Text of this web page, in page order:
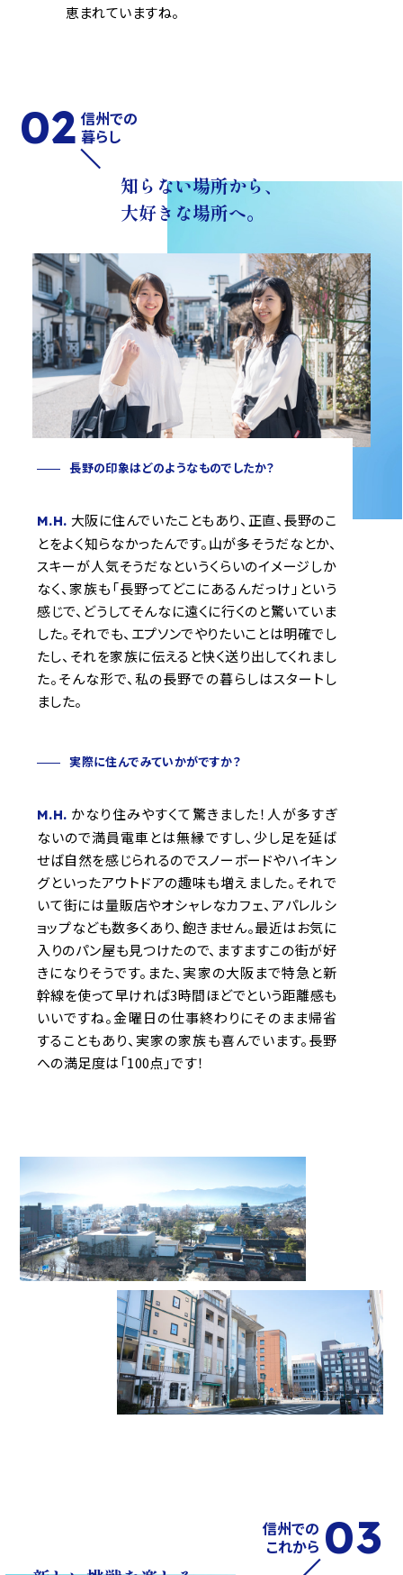
恵まれていますね。
02 信州での
暮らし
知らない場所から、
大好きな場所へ。
長野の印象はどのようなものでしたか？
M.H. 大阪に住んでいたこともあり、正直、長野のこ
とをよく知らなかったんです。山が多そうだなとか、
スキーが人気そうだなというくらいのイメージしか
なく、家族も「長野ってどこにあるんだっけ」という
感じで、どうしてそんなに遠くに行くのと驚いていま
した。それでも、エプソンでやりたいことは明確でし
たし、それを家族に伝えると快く送り出してくれまし
た。そんな形で、私の長野での暮らしはスタートし
ました。
実際に住んでみていかがですか？
M.H. かなり住みやすくて驚きました！人が多すぎ
ないので満員電車とは無縁ですし、少し足を延ば
せば自然を感じられるのでスノーボードやハイキン
グといったアウトドアの趣味も増えました。それで
いて街には量販店やオシャレなカフェ、アパレルシ
ョップなども数多くあり、飽きません。最近はお気に
入りのパン屋も見つけたので、ますますこの街が好
きになりそうです。また、実家の大阪まで特急と新
幹線を使って早ければ3時間ほどでという距離感も
いいですね。金曜日の仕事終わりにそのまま帰省
することもあり、実家の家族も喜んでいます。長野
への満足度は「100点」です！
03
信州での
これから